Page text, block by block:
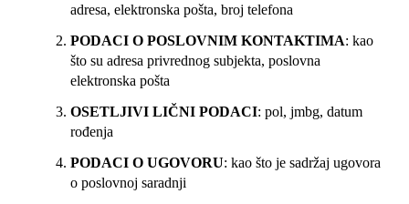
adresa, elektronska pošta, broj telefona
PODACI O POSLOVNIM KONTAKTIMA: kao
što su adresa privrednog subjekta, poslovna
elektronska pošta
OSETLJIVI LIČNI PODACI: pol, jmbg, datum
rođenja
PODACI O UGOVORU: kao što je sadržaj ugovora
o poslovnoj saradnji